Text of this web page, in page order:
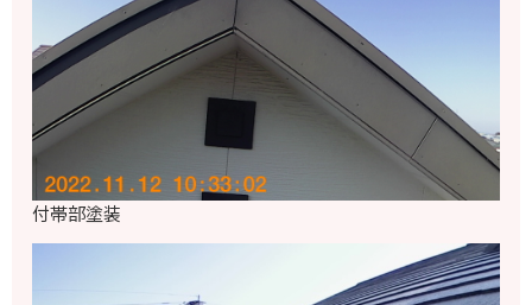
付帯部塗装